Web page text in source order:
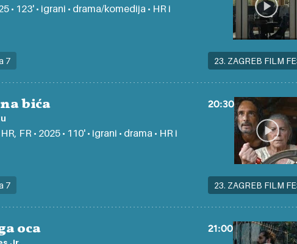
• 123' • igrani • drama/komedija • HR i
7
bića
FR • 2025 • 110' • igrani • drama • HR i
7
oca
23. ZAGREB FILM
20:30
23. ZAGREB FILM
21:00